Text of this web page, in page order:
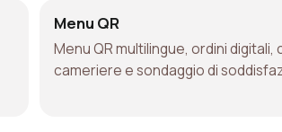
Menu QR
Menu QR multilingue, ordini digitali,
cameriere e sondaggio di